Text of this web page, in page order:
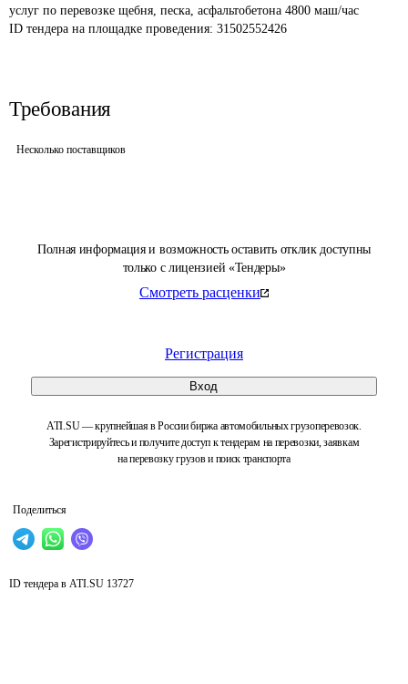
Полная информация и возможность оставить отклик доступны
только с лицензией «Тендеры»
Смотреть расценки
Регистрация
Вход
ATI.SU — крупнейшая в России биржа автомобильных грузоперевозок.
Зарегистрируйтесь и получите доступ к тендерам на перевозки, заявкам
на перевозку грузов и поиск транспорта
Поделиться
услуг по перевозке щебня, песка, асфальтобетона 4800 маш/час
ID тендера на площадке проведения: 31502552426
Требования
Несколько поставщиков
ID тендера в ATI.SU 13727